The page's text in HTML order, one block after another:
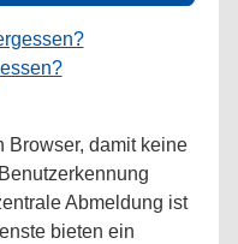
Browser, damit keine
Abmeldung ist
bieten ein